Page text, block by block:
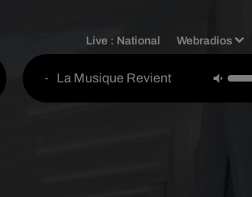
Live : National Webradios
- La Musique Revient